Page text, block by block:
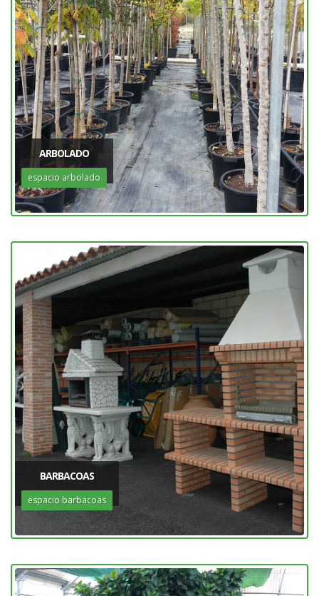
ARBOLADO
espacio arbolado
BARBACOAS
espacio barbacoas